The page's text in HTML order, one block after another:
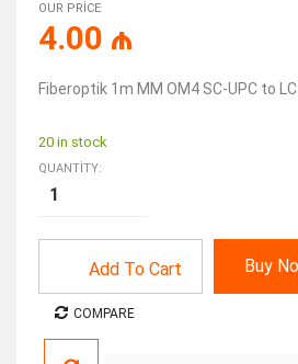
OUR PRICE
4.00 ₼
Fiberoptik 1m MM OM4 SC-UPC to
20 in stock
QUANTITY:
Add To Cart Buy
COMPARE